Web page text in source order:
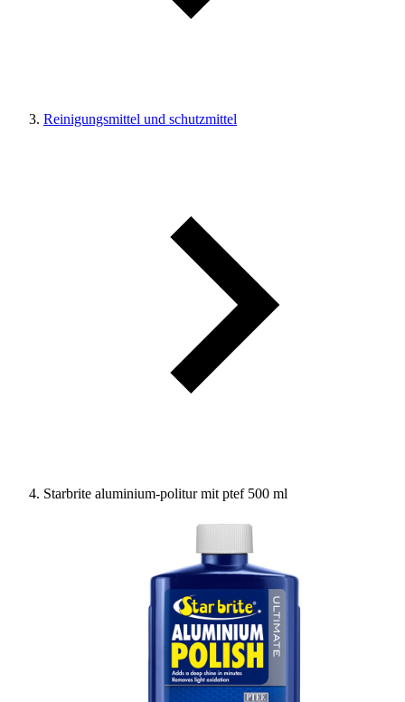
Reinigungsmittel und schutzmittel
Starbrite aluminium-politur mit ptef 500 ml